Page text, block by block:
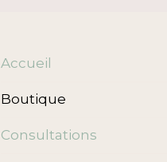
Accueil
Boutique
Consultations